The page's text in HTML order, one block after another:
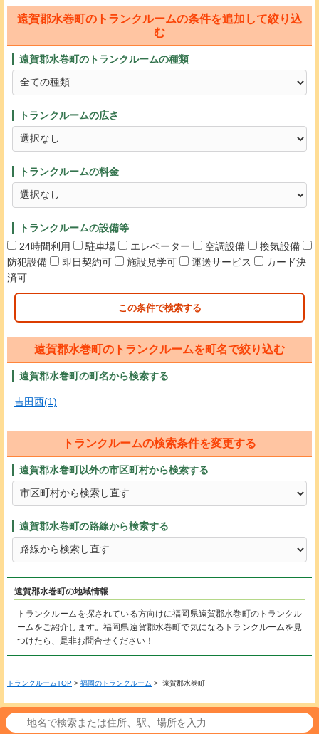
遠賀郡水巻町のトランクルームの条件を追加して絞り込
む
遠賀郡水巻町のトランクルームの種類
トランクルームの広さ
トランクルームの料金
トランクルームの設備等
24時間利用
駐車場 エレベーター 空調設備
換気設備
防犯設備
即日契約可 施設見学可 運送サービス
カード決
済可
この条件で検索する
遠賀郡水巻町のトランクルームを町名で絞り込む
遠賀郡水巻町の町名から検索する
吉田西(1)
トランクルームの検索条件を変更する
遠賀郡水巻町以外の市区町村から検索する
遠賀郡水巻町の路線から検索する
遠賀郡水巻町の地域情報
トランクルームを探されている方向けに福岡県遠賀郡水巻町のトランクル
ームをご紹介します。福岡県遠賀郡水巻町で気になるトランクルームを見
つけたら、是非お問合せください！
トランクルームTOP > 福岡のトランクルーム > 遠賀郡水巻町